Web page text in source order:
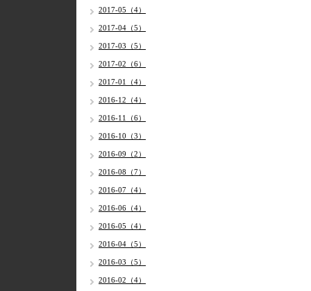
2017-05（4）
2017-04（5）
2017-03（5）
2017-02（6）
2017-01（4）
2016-12（4）
2016-11（6）
2016-10（3）
2016-09（2）
2016-08（7）
2016-07（4）
2016-06（4）
2016-05（4）
2016-04（5）
2016-03（5）
2016-02（4）